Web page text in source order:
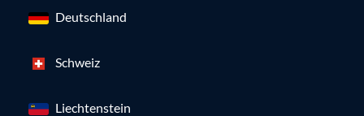
Deutschland
Schweiz
Liechtenstein